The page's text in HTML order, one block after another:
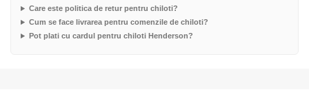
Care este politica de retur pentru chiloti?
Cum se face livrarea pentru comenzile de chiloti?
Pot plati cu cardul pentru chiloti Henderson?